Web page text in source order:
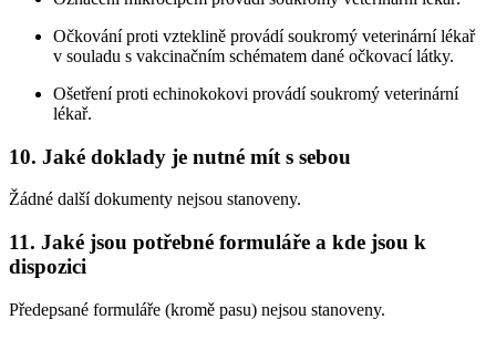
Očkování proti vzteklině provádí soukromý veterinární lékař
v souladu s vakcinačním schématem dané očkovací látky.
Ošetření proti echinokokovi provádí soukromý veterinární
lékař.
10. Jaké doklady je nutné mít s sebou
Žádné další dokumenty nejsou stanoveny.
11. Jaké jsou potřebné formuláře a kde jsou k
dispozici
Předepsané formuláře (kromě pasu) nejsou stanoveny.